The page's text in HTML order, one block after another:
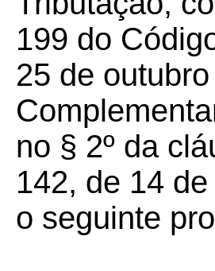
199 do
25 de
no § 2º da
142, de 14
o seguinte